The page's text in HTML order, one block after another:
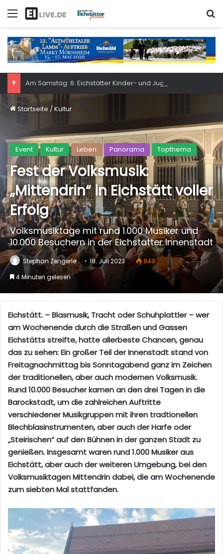
Menü
Startseite /Kultur
Event Kultur Leben Panorama Topthema
Fest der Volksmusik:
„Mittendrin“ in Eichstätt voller
Erfolg
Volksmusiktage mit rund 1.000 Musiker und
10.000 Besuchern in der Eichstätter Innenstadt
Stephan Zengerle 18. Juli 2023
849
4 Minuten gelesen
Eichstätt. – Blasmusik, Tracht oder Schuhplattler – wer
am Wochenende durch die Straßen und Gassen
Eichstätts streifte, hatte allerbeste Chancen, genau
das zu sehen: Ein großer Teil der Innenstadt stand von
Freitagnachmittag bis Sonntagabend ganz im Zeichen
der traditionellen, aber auch modernen Volksmusik.
Rund 10.000 Besucher kamen an den drei Tagen in die
Barockstadt, um die zahlreichen Auftritte
verschiedener Musikgruppen mit ihren tradtionellen
Blechblasinstrumenten, aber auch der Harfe oder
„Steirischen“ auf den Bühnen in der ganzen Stadt zu
genießen. Insgesamt waren rund 1.000 Musiker aus
Eichstätt, aber auch der weiteren Umgebung, bei den
Volksmusiktagen Mittendrin dabei, die am Wochenende
zum siebten Mal stattfanden.